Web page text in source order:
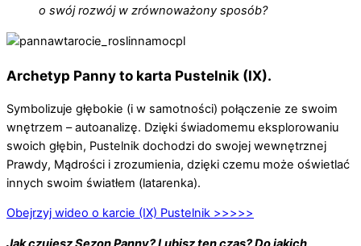
o swój rozwój w zrównoważony sposób?
Archetyp Panny to karta Pustelnik (IX).
Symbolizuje głębokie (i w samotności) połączenie ze swoim
wnętrzem – autoanalizę. Dzięki świadomemu eksplorowaniu
swoich głębin, Pustelnik dochodzi do swojej wewnętrznej
Prawdy, Mądrości i zrozumienia, dzięki czemu może oświetlać
innych swoim światłem (latarenka).
Obejrzyj wideo o karcie (IX) Pustelnik >>>>>